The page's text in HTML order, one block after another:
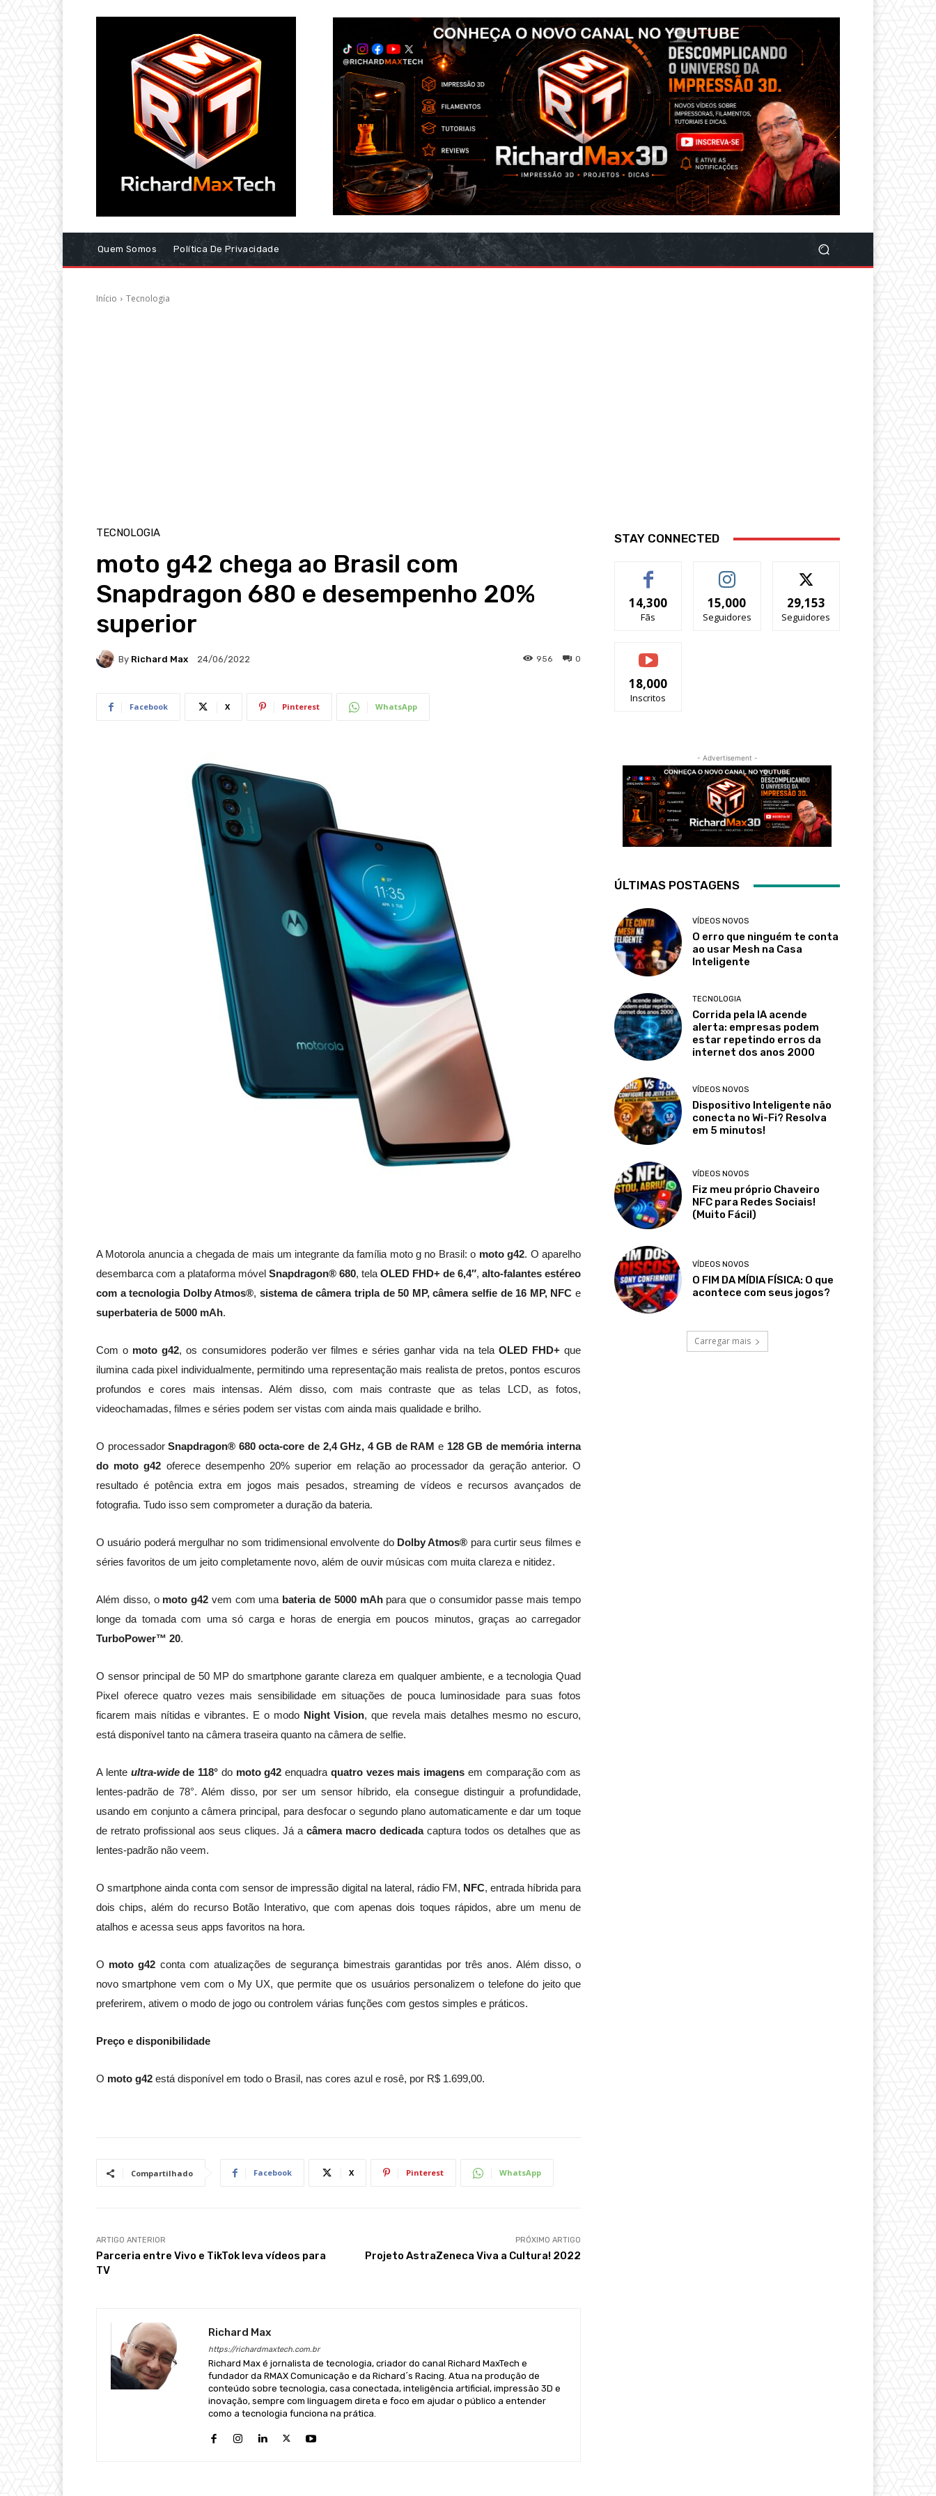
Quem Somos Política De Privacidade
Início Tecnologia
TECNOLOGIA
moto g42 chega ao Brasil com
Snapdragon 680 e desempenho 20%
superior
By Richard Max 24/06/2022 0
956
Facebook X Pinterest WhatsApp
A Motorola anuncia a chegada de mais um integrante da família moto g no Brasil: o moto g42. O aparelho
desembarca com a plataforma móvel Snapdragon® 680, tela OLED FHD+ de 6,4″, alto-falantes estéreo
com a tecnologia Dolby Atmos®,sistema de câmera tripla de 50 MP, câmera selfie de 16 MP, NFC e
superbateria de 5000 mAh.
Com o moto g42, os consumidores poderão ver filmes e séries ganhar vida na tela OLED FHD+que
ilumina cada pixel individualmente, permitindo uma representação mais realista de pretos, pontos escuros
profundos e cores mais intensas. Além disso, com mais contraste que as telas LCD, as fotos,
videochamadas, filmes e séries podem ser vistas com ainda mais qualidade e brilho.
O processadorSnapdragon® 680 octa-core de 2,4 GHz, 4 GB de RAM e 128 GB de memória interna
do moto g42 oferece desempenho 20% superior em relação ao processador da geração anterior. O
resultado é potência extra em jogos mais pesados, streaming de vídeos e recursos avançados de
fotografia. Tudo isso sem comprometer a duração da bateria.
O usuário poderá mergulhar no som tridimensional envolvente doDolby Atmos® para curtir seus filmes e
séries favoritos de um jeito completamente novo, além de ouvir músicas com muita clareza e nitidez.
Além disso, o moto g42 vem com uma bateria de 5000 mAhpara que o consumidor passe mais tempo
longe da tomada com uma só carga e horas de energia em poucos minutos, graças ao carregador
TurboPower™ 20.
O sensor principal de 50 MP do smartphone garante clareza em qualquer ambiente, e a tecnologia Quad
Pixel oferece quatro vezes mais sensibilidade em situações de pouca luminosidade para suas fotos
ficarem mais nítidas e vibrantes. E o modoNight Vision, que revela mais detalhes mesmo no escuro,
está disponível tanto na câmera traseira quanto na câmera de selfie.
A lente ultra-widede 118° do moto g42 enquadra quatro vezes mais imagens em comparação com as
lentes-padrão de 78°. Além disso, por ser um sensor híbrido, ela consegue distinguir a profundidade,
usando em conjunto a câmera principal, para desfocar o segundo plano automaticamente e dar um toque
de retrato profissional aos seus cliques. Já a câmera macro dedicadacaptura todos os detalhes que as
lentes-padrão não veem.
O smartphone ainda conta com sensor de impressão digital na lateral, rádio FM, NFC, entrada híbrida para
dois chips, além do recurso Botão Interativo, que com apenas dois toques rápidos, abre um menu de
atalhos e acessa seus apps favoritos na hora.
O moto g42 conta com atualizações de segurança bimestrais garantidas por três anos. Além disso, o
novo smartphone vem com o My UX, que permite que os usuários personalizem o telefone do jeito que
preferirem, ativem o modo de jogo ou controlem várias funções com gestos simples e práticos.
Preço e disponibilidade
O moto g42 está disponível em todo o Brasil, nas cores azul e rosê, por R$ 1.699,00.
Compartilhado Facebook X Pinterest WhatsApp
ARTIGO ANTERIOR
Parceria entre Vivo e TikTok leva vídeos para
TV
PRÓXIMO ARTIGO
Projeto AstraZeneca Viva a Cultura! 2022
Richard Max
https://richardmaxtech.com.br
Richard Max é jornalista de tecnologia, criador do canal Richard MaxTech e
fundador da RMAX Comunicação e da Richard´s Racing. Atua na produção de
conteúdo sobre tecnologia, casa conectada, inteligência artificial, impressão 3D e
inovação, sempre com linguagem direta e foco em ajudar o público a entender
como a tecnologia funciona na prática.
STAY CONNECTED
14,300
Fãs
15,000
Seguidores
29,153
Seguidores
18,000
Inscritos
- Advertisement -
ÚLTIMAS POSTAGENS
VÍDEOS NOVOS
O erro que ninguém te conta
ao usar Mesh na Casa
Inteligente
TECNOLOGIA
Corrida pela IA acende
alerta: empresas podem
estar repetindo erros da
internet dos anos 2000
VÍDEOS NOVOS
Dispositivo Inteligente não
conecta no Wi-Fi? Resolva
em 5 minutos!
VÍDEOS NOVOS
Fiz meu próprio Chaveiro
NFC para Redes Sociais!
(Muito Fácil)
VÍDEOS NOVOS
O FIM DA MÍDIA FÍSICA: O que
acontece com seus jogos?
Carregar mais